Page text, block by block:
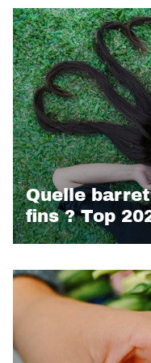
Quelle
fins ? Top